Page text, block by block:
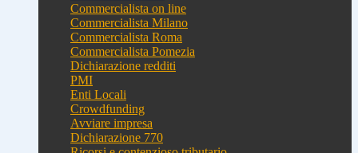
Commercialista on line
Commercialista Milano
Commercialista Roma
Commercialista Pomezia
Dichiarazione redditi
PMI
Enti Locali
Crowdfunding
Avviare impresa
Dichiarazione 770